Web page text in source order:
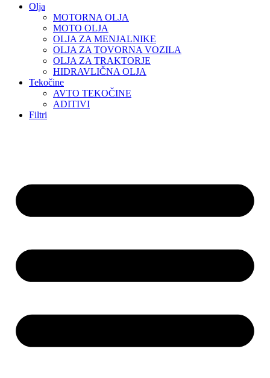
Olja
MOTORNA OLJA
MOTO OLJA
OLJA ZA MENJALNIKE
OLJA ZA TOVORNA VOZILA
OLJA ZA TRAKTORJE
HIDRAVLIČNA OLJA
Tekočine
AVTO TEKOČINE
ADITIVI
Filtri